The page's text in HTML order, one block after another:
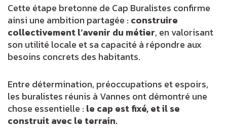
Cette étape bretonne de Cap Buralistes confirme
ainsi une ambition partagée : construire
collectivement l’avenir du métier, en valorisant
son utilité locale et sa capacité à répondre aux
besoins concrets des habitants.
Entre détermination, préoccupations et espoirs,
les buralistes réunis à Vannes ont démontré une
chose essentielle : le cap est fixé, et il se
construit avec le terrain.